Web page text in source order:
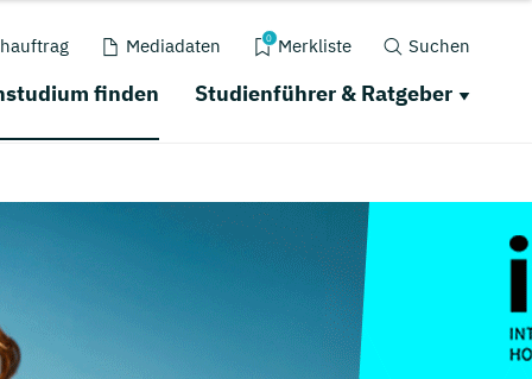
Mediadaten 0 Merkliste Suchen
finden Studienführer & Ratgeber